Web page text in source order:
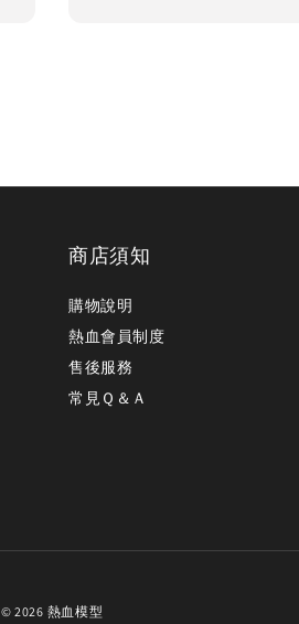
商店須知
購物說明
熱血會員制度
售後服務
常見Ｑ＆Ａ
© 2026 熱血模型